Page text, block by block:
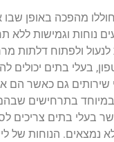
חוללו מהפכה באופן
נוחות וגמישות ללא
לנעול ולפתוח דלתות
בעלי בתים יכולים
גם כאשר הם
במיוחד בתרחישים
בעלי בתים צריכים
נמצאים. הנוחות של